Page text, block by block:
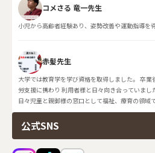
コメさる 竜一先生
小児から高齢者経験あり、姿勢改善や運動指導を
赤髪先生
大学では教育学を学び資格を取得しました。 卒
労支援に携わり 利用者様と日々向き合っていまし
日々児童と親御様の窓口として福祉、療育の領域
公式SNS